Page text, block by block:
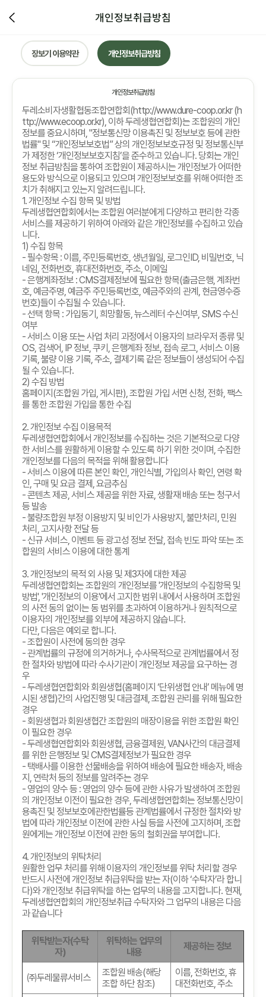
개인정보취급방침
장보기 이용약관 개인정보취급방침
개인정보취급방침
두레소비자생활협동조합연합회 (http://www.dure-coop.or.kr (h
ttp://www.ecoop.or.kr), 이하 두레생협연합회 )는 조합원의 개인
정보를 중요시하며, "정보통신망 이용촉진 및 정보보호 등에 관한
법률" 및“개인정보보호법”상의 개인정보보호규정 및 정보통신부
가 제정한‘개인정보보호지침’을 준수하고 있습니다. 당회는 개인
정보 취급방침을 통하여 조합원이 제공하시는 개인정보가 어떠한
용도와 방식으로 이용되고 있으며 개인정보보호를 위해 어떠한 조
치가 취해지고 있는지 알려드립니다.
1.개인정보 수집 항목 및 방법
두레생협연합회에서는 조합원 여러분에게 다양하고 편리한 각종
서비스를 제공하기 위하여 아래와 같은 개인정보를 수집하고 있습
니다.
1) 수집 항목
-필수항목 : 이름,주민등록번호,생년월일,로그인ID, 비밀번호, 닉
네임, 전화번호,휴대전화번호,주소, 이메일
-은행계좌정보 : CMS결제정보에 필요한 항목(출금은행,계좌번
호, 예금주명, 예금주 주민등록번호, 예금주와의 관계 , 현금영수증
번호)들이 수집될 수 있습니다.
- 선택 항목 : 가입동기 ,희망활동,뉴스레터 수신여부, SMS수신
여부
-서비스 이용 또는 사업 처리 과정에서 이용자의 브라우저 종류 및
OS, 검색어, IP 정보,쿠키 ,은행계좌 정보, 접속 로그,서비스 이용
기록,불량 이용 기록,주소, 결제기록 같은 정보들이 생성되어 수집
될 수 있습니다.
2) 수집 방법
홈페이지 (조합원 가입,게시판),조합원 가입 서면 신청, 전화, 팩스
를 통한 조합원 가입을 통한 수집
2.개인정보 수집 이용목적
두레생협연합회에서 개인정보를 수집하는 것은 기본적으로 다양
한 서비스를 원활하게 이용할 수 있도록 하기 위한 것이며,수집한
개인정보를 다음의 목적을 위해 활용합니다
-서비스 이용에 따른 본인 확인,개인식별, 가입의사 확인, 연령 확
인,구매 및 요금 결제 ,요금추심
-콘텐츠 제공,서비스 제공을 위한 자료,생활재 배송 또는 청구서
등 발송
-불량조합원 부정 이용방지 및 비인가 사용방지 ,불만처리 , 민원
처리 ,고지사항 전달 등
- 신규 서비스, 이벤트 등 광고성 정보 전달, 접속 빈도 파악 또는 조
합원의 서비스 이용에 대한 통계
3.개인정보의 목적 외 사용 및 제3자에 대한 제공
두레생협연합회는 조합원의 개인정보를'개인정보의 수집항목 및
방법', '개인정보의 이용'에서 고지한 범위 내에서 사용하며 조합원
의 사전 동의 없이는 동 범위를 초과하여 이용하거나 원칙적으로
이용자의 개인정보를 외부에 제공하지 않습니다.
다만, 다음은 예외로 합니다.
-조합원이 사전에 동의한 경우
-관계법률의 규정에 의거하거나,수사목적으로 관계법률에서 정
한 절차와 방법에 따라 수사기관이 개인정보 제공을 요구하는 경
우
-두레생협연합회와 회원생협(홈페이지 ‘단위생협 안내’ 메뉴에 명
시된 생협)간의 사업진행 및 대금결제 ,조합원 관리를 위해 필요한
경우
- 회원생협과 회원생협간 조합원의 매장이용을 위한 조합원 확인
이 필요한 경우
-두레생협연합회와 회원생협,금융결제원, VAN사간의 대금결제
를 위한 은행정보 및CMS결제정보가 필요한 경우
- 택배사를 이용한 선물배송을 위하여 배송에 필요한 배송자, 배송
지 , 연락처 등의 정보를 알려주는 경우
- 영업의 양수 등 : 영업의 양수 등에 관한 사유가 발생하여 조합원
의 개인정보 이전이 필요한 경우,두레생협연합회는 정보통신망이
용촉진 및 정보보호에관한법률등 관계법률에서 규정한 절차와 방
법에 따라 개인정보 이전에 관한 사실 등을 사전에 고지하며,조합
원에게는 개인정보 이전에 관한 동의 철회권을 부여합니다.
4.개인정보의 위탁처리
원활한 업무 처리를 위해 이용자의 개인정보를 위탁 처리할 경우
반드시 사전에 개인정보 취급위탁을 받는 자(이하‘수탁자’라 합니
다)와 개인정보 취급위탁을 하는 업무의 내용을 고지합니다. 현재,
두레생협연합회의 개인정보취급 수탁자와 그 업무의 내용은 다음
과 같습니다
위탁받는자(수탁
자)
위탁하는 업무의
내용
제공하는 정보
㈜두레물류서비스 조합원 배송(해당
조합 하단 참조)
이름, 전화번호,휴
대전화번호,주소